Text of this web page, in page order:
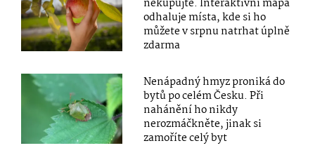
nekupujte. Interaktivní mapa
odhaluje místa, kde si ho
můžete v srpnu natrhat úplně
zdarma
Nenápadný hmyz proniká do
bytů po celém Česku. Při
nahánění ho nikdy
nerozmáčkněte, jinak si
zamoříte celý byt